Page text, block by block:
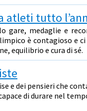
atleti tutto
gare, medaglie e
è contagioso e ci
equilibrio e cura di sé.
e dei pensieri che
di durare nel